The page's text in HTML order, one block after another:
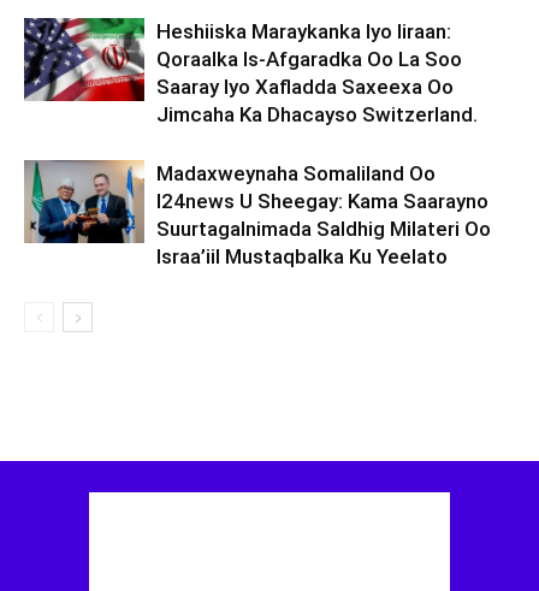
Heshiiska Maraykanka Iyo Iiraan:
Qoraalka Is-Afgaradka Oo La Soo
Saaray Iyo Xafladda Saxeexa Oo
Jimcaha Ka Dhacayso Switzerland.
Madaxweynaha Somaliland Oo
I24news U Sheegay: Kama Saarayno
Suurtagalnimada Saldhig Milateri Oo
Israa’iil Mustaqbalka Ku Yeelato